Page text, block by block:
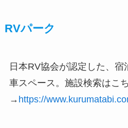
RVパーク
日本RV協会が認定した、
車スペース。施設検索はこ
→ https://